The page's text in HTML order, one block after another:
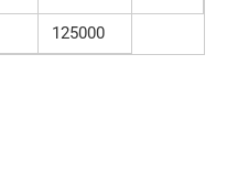
125000